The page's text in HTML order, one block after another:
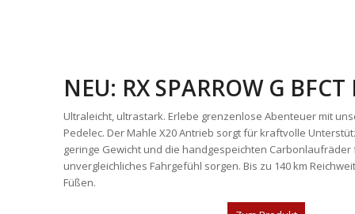
NEU: RX SPARROW G BFCT
Ultraleicht, ultrastark. Erlebe grenzenlose Abenteuer mit
Pedelec. Der Mahle X20 Antrieb sorgt für kraftvolle
geringe Gewicht und die handgespeichten Carbonlaufräder
unvergleichliches Fahrgefühl sorgen. Bis zu 140 km
Füßen.